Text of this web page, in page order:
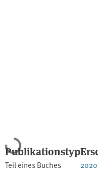
Lade...
Publikationstyp
Teil eines Buches 2020